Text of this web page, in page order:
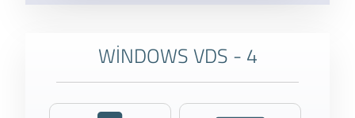
WİNDOWS VDS - 4